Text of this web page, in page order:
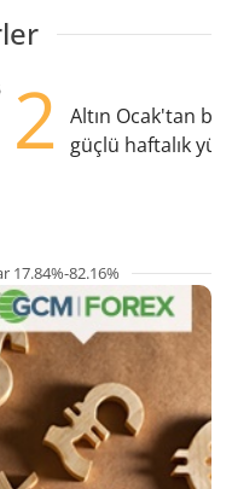
2
Altın Ocak'tan
güçlü haftalık
17.84%-82.16%